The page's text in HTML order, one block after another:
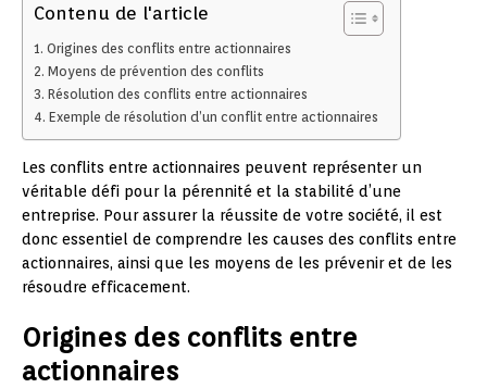
Contenu de l'article
Origines des conflits entre actionnaires
Moyens de prévention des conflits
Résolution des conflits entre actionnaires
Exemple de résolution d’un conflit entre actionnaires
Les conflits entre actionnaires peuvent représenter un
véritable défi pour la pérennité et la stabilité d’une
entreprise. Pour assurer la réussite de votre société, il est
donc essentiel de comprendre les causes des conflits entre
actionnaires, ainsi que les moyens de les prévenir et de les
résoudre efficacement.
Origines des conflits entre
actionnaires